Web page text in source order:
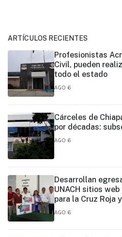
ARTÍCULOS RECIENTES
Profesionistas
Civil, pueden
todo el estado
AGO 6
Cárceles de
por décadas:
AGO 6
Desarrollan
UNACH sitios
para la Cruz Roja
Bomberos de
AGO 6